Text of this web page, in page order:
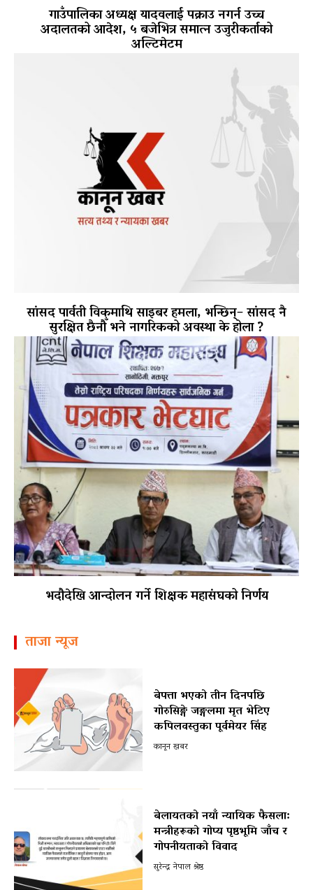
गाउँपालिका अध्यक्ष यादवलाई पक्राउ नगर्न उच्च
अदालतको आदेश, ५ बजेभित्र समात्न उजुरीकर्ताको
अल्टिमेटम
सांसद पार्वती विकमाथि साइबर हमला, भन्छिन्– सांसद नै
सुरक्षित छैनौँ भने नागरिकको अवस्था के होला ?
भदौदेखि आन्दोलन गर्ने शिक्षक महासंघको निर्णय
ताजा न्यूज
बेपत्ता भएको तीन दिनपछि
गोरुसिङ्गे जङ्गलमा मृत भेटिए
कपिलवस्तुका पूर्वमेयर सिंह
कानून खबर
बेलायतको नयाँ न्यायिक फैसला:
मन्त्रीहरूको गोप्य पृष्ठभूमि जाँच र
गोपनीयताको विवाद
सुरेन्द्र नेपाल श्रेष्ठ